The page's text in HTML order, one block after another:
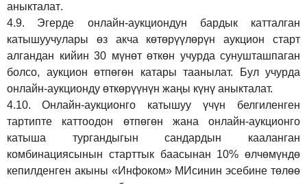
аныкталат.
4.9.
Эгерде онлайн-аукциондун бардык катталган
катышуучулары өз акча көтөрүүлөрүн аукцион старт
алгандан кийин 30 мүнөт өткөн учурда сунушташпаган
болсо, аукцион өтпөгөн катары таанылат. Бул учурда
онлайн-аукционду өткөрүүнүн жаңы күнү аныкталат.
4.10.
Онлайн-аукционго катышуу үчүн белгиленген
тартипте каттоодон өтпөгөн жана онлайн-аукционго
катыша тургандыгын сандардын кааланган
комбинациясынын старттык баасынан 10% өлчөмүндө
кепилденген акыны «Инфоком» МИсинин эсебине төлөө